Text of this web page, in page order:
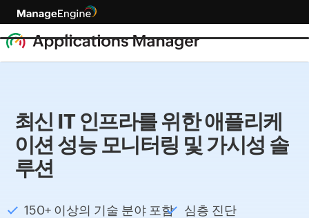
최신 IT 인프라를 위한 애플리케
이션 성능 모니터링 및 가시성 솔
루션
150+ 이상의 기술 분야 포함
심층 진단